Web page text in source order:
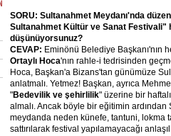
SORU: Sultanahmet Meydanı'nda
Sultanahmet Kültür ve Sanat Festivali"
düşünüyorsunuz?
CEVAP: Eminönü Belediye Başkanı'nın
Ortaylı Hoca'nın rahle-i tedrisinden
Hoca, Başkan'a Bizans'tan günümüze
anlatmalı. Yetmez! Başkan, ayrıca
"Bedevilik ve şehirlilik" üzerine bir
almalı. Ancak böyle bir eğitimin
meydanda neden künefe, tantuni, lokma
sattırılarak festival yapılamayacağı